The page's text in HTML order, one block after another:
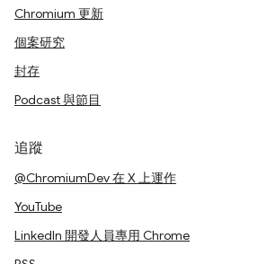
Chromium 更新
個案研究
封存
Podcast 與節目
追蹤
@ChromiumDev 在 X 上運作
YouTube
LinkedIn 開發人員專用 Chrome